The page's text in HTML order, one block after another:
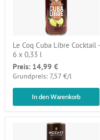
Le Coq Cuba Libre Cocktail -
6 x 0,33 l
Preis: 14,99 €
Grundpreis: 7,57 €/pro
l
In den Warenkorb